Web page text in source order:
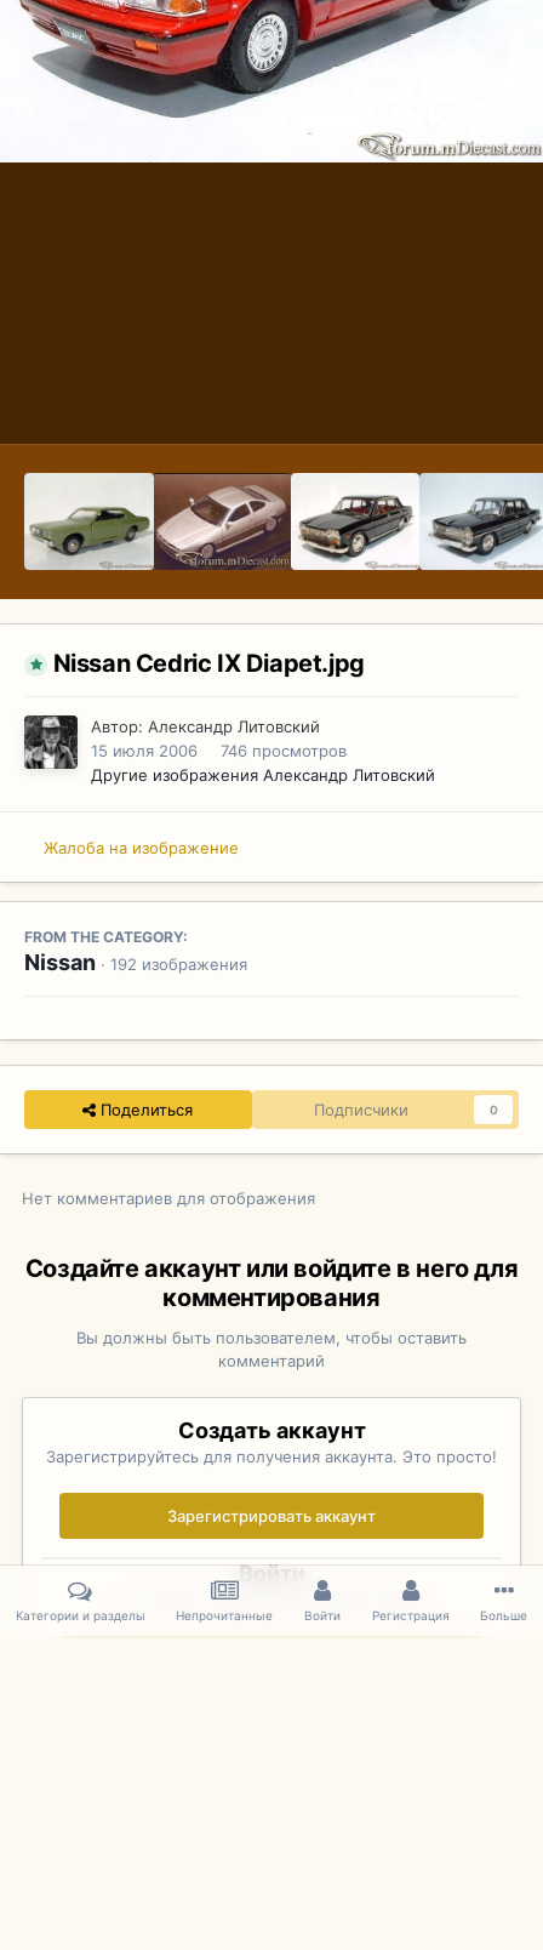
Nissan Cedric IX Diapet.jpg
Автор: Александр Литовский
15 июля 2006
746 просмотров
Другие изображения Александр Литовский
Жалоба на изображение
FROM THE CATEGORY:
Nissan · 192 изображения
Поделиться Подписчики 0
Нет комментариев для отображения
Создайте аккаунт или войдите в него для
комментирования
Вы должны быть пользователем, чтобы оставить
комментарий
Создать аккаунт
Зарегистрируйтесь для получения аккаунта. Это просто!
Зарегистрировать аккаунт
Войти
Уже зарегистрированы? Войдите здесь.
Категории и разделы Непрочитанные Войти Регистрация Больше